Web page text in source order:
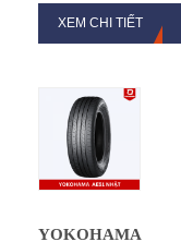
XEM CHI TIẾT
YOKOHAMA